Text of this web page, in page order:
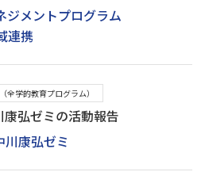
ジメントプログラム
連携
全学的教育プログラム）
康弘ゼミの活動報告
川康弘ゼミ